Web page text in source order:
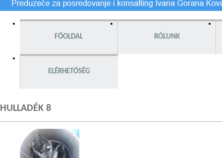
FŐOLDAL RÓLUNK
ELÉRHETŐSÉG
HULLADÉK 8